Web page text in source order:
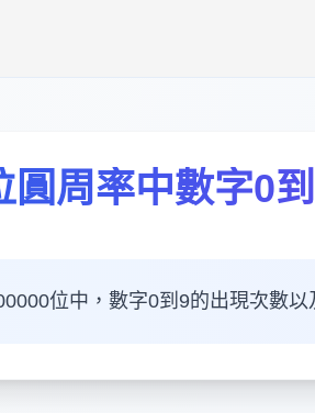
圓周率中數字0
位中，數字0到9的出現次數